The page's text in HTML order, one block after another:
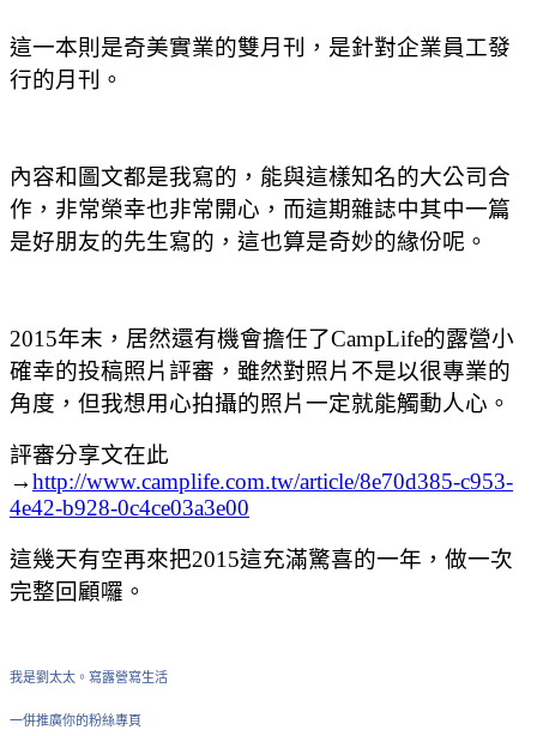
這一本則是奇美實業的雙月刊，是針對企業員工發
行的月刊。
內容和圖文都是我寫的，能與這樣知名的大公司合
作，非常榮幸也非常開心，而這期雜誌中其中一篇
是好朋友的先生寫的，這也算是奇妙的緣份呢。
2015年末，居然還有機會擔任了CampLife的露營小
確幸的投稿照片評審，雖然對照片不是以很專業的
角度，但我想用心拍攝的照片一定就能觸動人心。
評審分享文在此
→http://www.camplife.com.tw/article/8e70d385-c953-
4e42-b928-0c4ce03a3e00
這幾天有空再來把2015這充滿驚喜的一年，做一次
完整回顧囉。
我是劉太太。寫露營寫生活
一併推廣你的粉絲專頁